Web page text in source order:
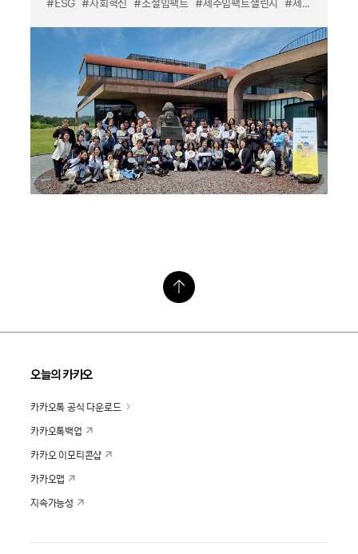
오늘의 카카오
카카오톡 공식 다운로드
카카오톡백업
카카오 이모티콘샵
카카오맵
지속가능성